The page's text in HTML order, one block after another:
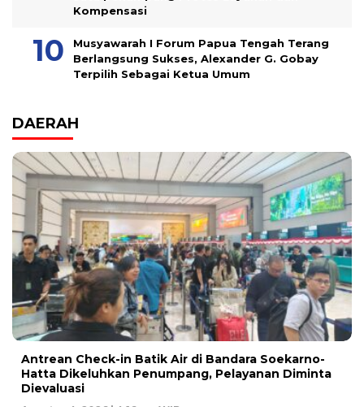
Kompensasi
Musyawarah I Forum Papua Tengah Terang
Berlangsung Sukses, Alexander G. Gobay
Terpilih Sebagai Ketua Umum
DAERAH
Antrean Check-in Batik Air di Bandara Soekarno-
Hatta Dikeluhkan Penumpang, Pelayanan Diminta
Dievaluasi